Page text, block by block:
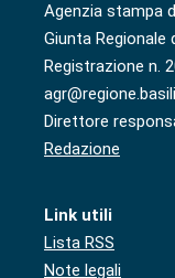
Agenzia stampa
Giunta Regionale
Registrazione n.
Direttore
Redazione
Link utili
Lista RSS
Note legali